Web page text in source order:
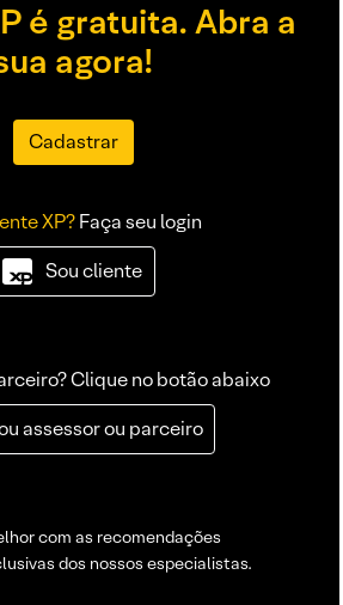
é gratuita. Abra a
agora!
Cadastrar
XP?Faça seu login
Sou cliente
Clique no botão abaixo
assessor ou parceiro
com as recomendações
dos nossos especialistas.